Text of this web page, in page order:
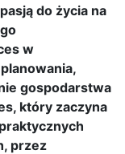
do życia na
w
gospodarstwa
który zaczyna
przez